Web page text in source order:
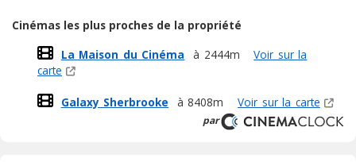
Cinémas les plus proches de la propriété
La Maison du Cinéma
à 2444m
Voir sur la
carte
Galaxy Sherbrooke à 8408m Voir sur la carte
par